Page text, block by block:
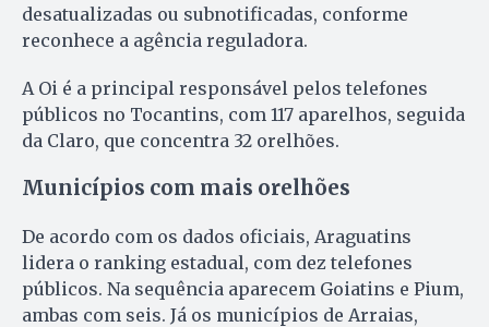
desatualizadas ou subnotificadas, conforme
reconhece a agência reguladora.
A Oi é a principal responsável pelos telefones
públicos no Tocantins, com 117 aparelhos, seguida
da Claro, que concentra 32 orelhões.
Municípios com mais orelhões
De acordo com os dados oficiais, Araguatins
lidera o ranking estadual, com dez telefones
públicos. Na sequência aparecem Goiatins e Pium,
ambas com seis. Já os municípios de Arraias,